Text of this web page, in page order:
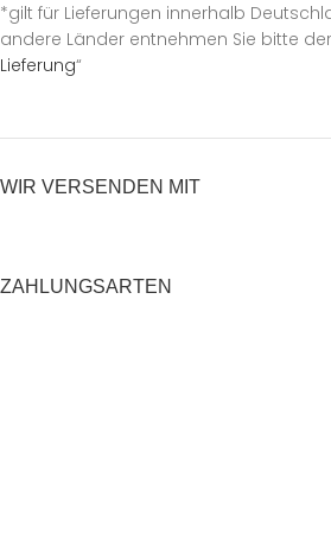
*gilt für Lieferungen innerhalb
andere Länder entnehmen Sie bitte der
Lieferung“
WIR VERSENDEN MIT
ZAHLUNGSARTEN